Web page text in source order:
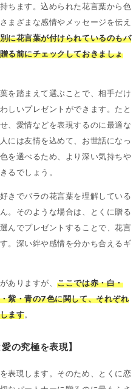
ちます。込められた花言葉から色
まざまな感情やメッセージを伝え
に花言葉が付けられているのもバ
る前にチェックしておきましょ
を踏まえて選ぶことで、相手だけ
しいプレゼントができます。たと
、愛情などを表現するのに最適な
には友情を込めて、お世話になっ
を選べるため、より深い気持ちや
るでしょう。
きでバラの花言葉を理解している
。そのような場合は、とくに贈る
んでプレゼントすることで、花言
。深い絆や感情を分かち合えるギ
ありますが、ここでは赤・白・
紫・青の7色に関して、それぞれ
ます。
の究極を表現】
表現します。そのため、とくに恋